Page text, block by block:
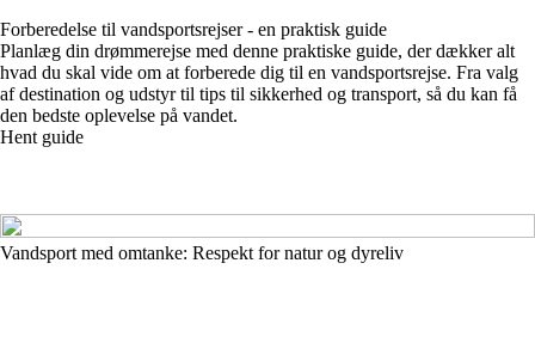
Forberedelse til vandsportsrejser - en praktisk guide
Planlæg din drømmerejse med denne praktiske guide, der dækker alt
hvad du skal vide om at forberede dig til en vandsportsrejse. Fra valg
af destination og udstyr til tips til sikkerhed og transport, så du kan få
den bedste oplevelse på vandet.
Hent guide
Vandsport med omtanke: Respekt for natur og dyreliv